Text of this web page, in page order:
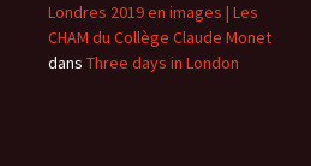
Londres 2019 en images | Les
CHAM du Collège Claude Monet
dans Three days in London